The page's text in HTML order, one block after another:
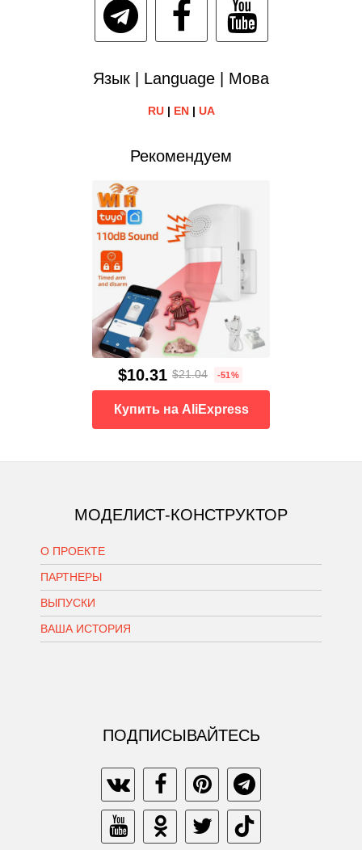
Язык | Language | Мова
RU| EN| UA
Рекомендуем
$10.31 $21.04 -51%
Купить на AliExpress
МОДЕЛИСТ-КОНСТРУКТОР
О ПРОЕКТЕ
ПАРТНЕРЫ
ВЫПУСКИ
ВАША ИСТОРИЯ
ПОДПИСЫВАЙТЕСЬ